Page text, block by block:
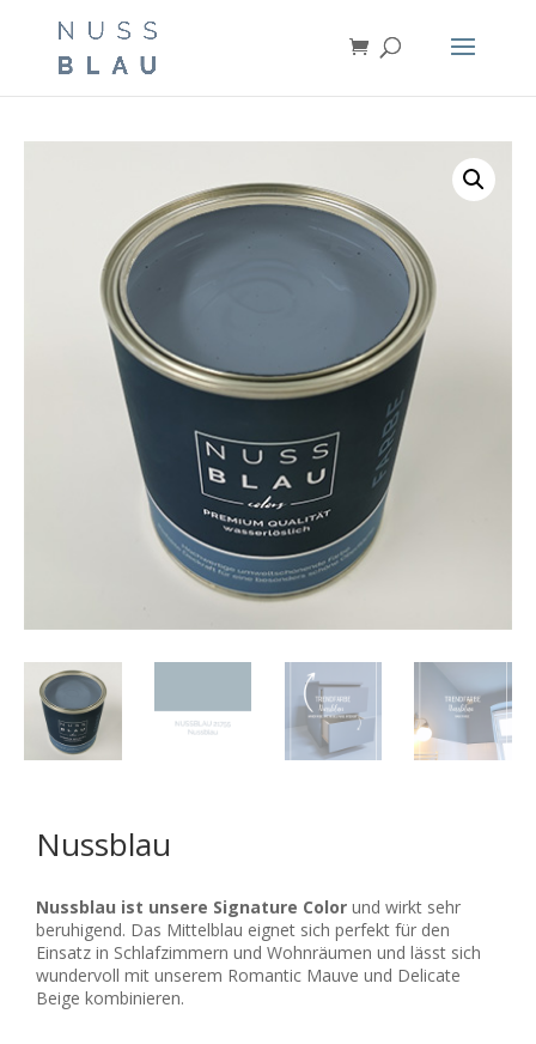
Nussblau
Nussblau ist unsere Signature Color und wirkt sehr
beruhigend. Das Mittelblau eignet sich perfekt für den
Einsatz in Schlafzimmern und Wohnräumen und lässt sich
wundervoll mit unserem Romantic Mauve und Delicate
Beige kombinieren.